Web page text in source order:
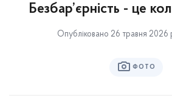
Безбар’єрність - це
Опубліковано 26 травня 2026
ФОТО